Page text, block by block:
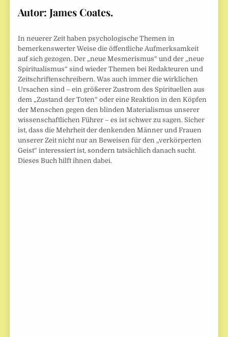
Autor: James Coates.
In neuerer Zeit haben psychologische Themen in
bemerkenswerter Weise die öffentliche Aufmerksamkeit
auf sich gezogen. Der „neue Mesmerismus“ und der „neue
Spiritualismus“ sind wieder Themen bei Redakteuren und
Zeitschriftenschreibern. Was auch immer die wirklichen
Ursachen sind – ein größerer Zustrom des Spirituellen aus
dem „Zustand der Toten“ oder eine Reaktion in den Köpfen
der Menschen gegen den blinden Materialismus unserer
wissenschaftlichen Führer – es ist schwer zu sagen. Sicher
ist, dass die Mehrheit der denkenden Männer und Frauen
unserer Zeit nicht nur an Beweisen für den „verkörperten
Geist“ interessiert ist, sondern tatsächlich danach sucht.
Dieses Buch hilft ihnen dabei.